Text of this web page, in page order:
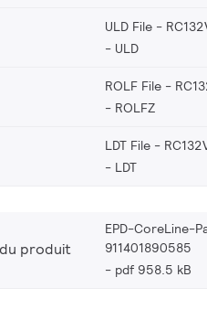
ULD File -
ULD
ROLF File -
ROLFZ
LDT File -
LDT
produit
EPD-CoreLine-
911401890585
pdf 958.5 kB